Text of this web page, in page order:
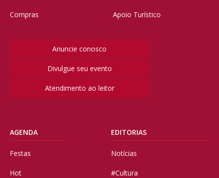
Compras Apoio Turístico
Anuncie conosco
Divulgue seu evento
Atendimento ao leitor
AGENDA
Festas
Hot
EDITORIAS
Notícias
#Cultura